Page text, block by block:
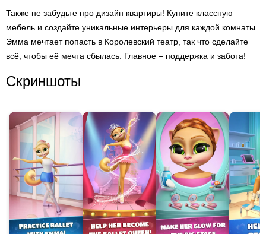
Также не забудьте про дизайн квартиры! Купите классную
мебель и создайте уникальные интерьеры для каждой комнаты.
Эмма мечтает попасть в Королевский театр, так что сделайте
всё, чтобы её мечта сбылась. Главное – поддержка и забота!
Скриншоты